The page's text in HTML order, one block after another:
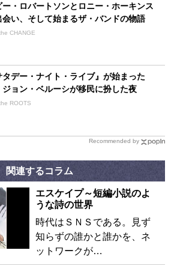
ー・ロバートソンとロニー・ホーキンス
会い、そして始まるザ・バンドの物語
CHANGE
タデー・ナイト・ライブ』が始まった
ジョン・ベルーシが移民に扮した夜
ROOTS
Recommended by
関連するコラム
エスケイプ～短編小説のよ
うな詩の世界
時代はＳＮＳである。見ず
知らずの誰かと誰かを、ネ
ットワークが…